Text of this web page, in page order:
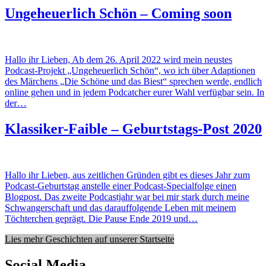
Ungeheuerlich Schön – Coming soon
Hallo ihr Lieben, Ab dem 26. April 2022 wird mein neustes
Podcast-Projekt „Ungeheuerlich Schön“, wo ich über Adaptionen
des Märchens „Die Schöne und das Biest“ sprechen werde, endlich
online gehen und in jedem Podcatcher eurer Wahl verfügbar sein. In
der…
Klassiker-Faible – Geburtstags-Post 2020
Hallo ihr Lieben, aus zeitlichen Gründen gibt es dieses Jahr zum
Podcast-Geburtstag anstelle einer Podcast-Specialfolge einen
Blogpost. Das zweite Podcastjahr war bei mir stark durch meine
Schwangerschaft und das darauffolgende Leben mit meinem
Töchterchen geprägt. Die Pause Ende 2019 und…
Lies mehr Geschichten auf unserer Startseite